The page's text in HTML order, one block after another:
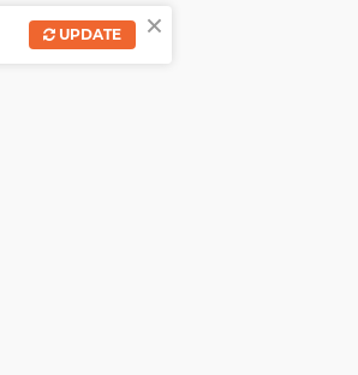
×
UPDATE